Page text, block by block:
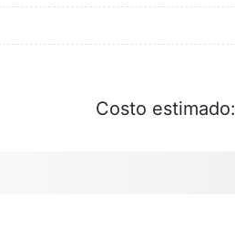
Costo estimado: